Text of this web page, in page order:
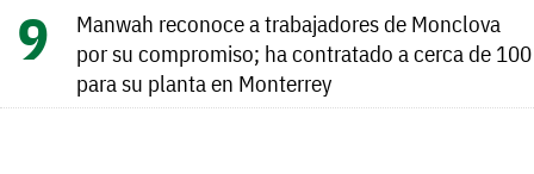
Manwah reconoce a trabajadores de Monclova
por su compromiso; ha contratado a cerca de 100
para su planta en Monterrey